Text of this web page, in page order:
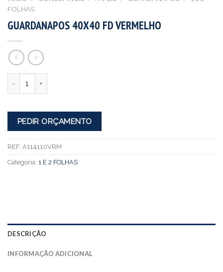
FOLHAS
GUARDANAPOS 40X40 FD VERMELHO
PEDIR ORÇAMENTO
REF: A114110VRM
Categoria: 1 E 2 FOLHAS
DESCRIÇÃO
INFORMAÇÃO ADICIONAL